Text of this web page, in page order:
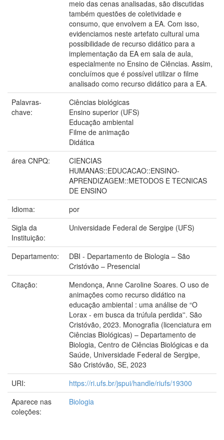
meio das cenas analisadas, são discutidas
também questões de coletividade e
consumo, que envolvem a EA. Com isso,
evidenciamos neste artefato cultural uma
possibilidade de recurso didático para a
implementação da EA em sala de aula,
especialmente no Ensino de Ciências. Assim,
concluímos que é possível utilizar o filme
analisado como recurso didático para a EA.
Palavras-
chave:
Ciências biológicas
Ensino superior (UFS)
Educação ambiental
Filme de animação
Didática
área CNPQ:
CIENCIAS
HUMANAS::EDUCACAO::ENSINO-
APRENDIZAGEM::METODOS E TECNICAS
DE ENSINO
Idioma:
por
Sigla da
Instituição:
Universidade Federal de Sergipe (UFS)
Departamento:
DBI - Departamento de Biologia – São
Cristóvão – Presencial
Citação:
Mendonça, Anne Caroline Soares. O uso de
animações como recurso didático na
educação ambiental : uma análise de “O
Lorax - em busca da trúfula perdida''. São
Cristóvão, 2023. Monografia (licenciatura em
Ciências Biológicas) – Departamento de
Biologia, Centro de Ciências Biológicas e da
Saúde, Universidade Federal de Sergipe,
São Cristóvão, SE, 2023
URI:
https://ri.ufs.br/jspui/handle/riufs/19300
Aparece nas
coleções:
Biologia